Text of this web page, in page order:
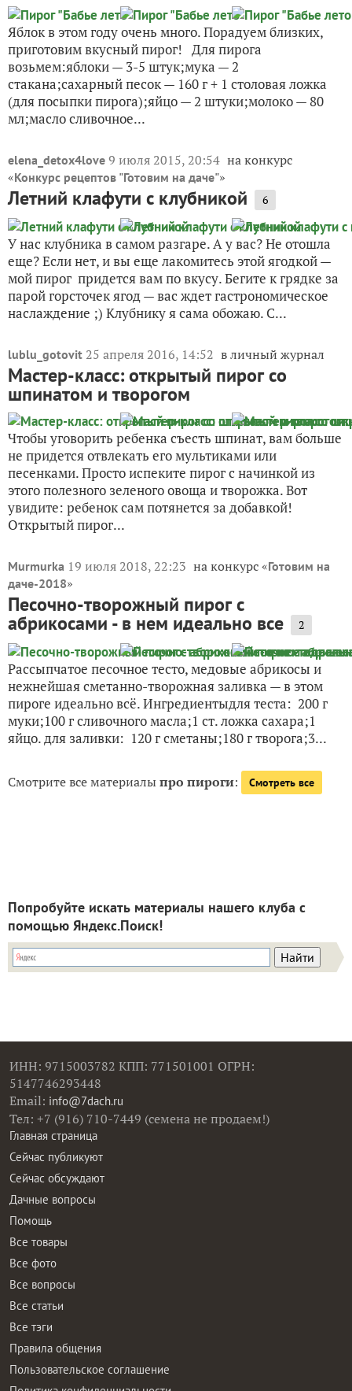
Яблок в этом году очень много. Порадуем близких,
приготовим вкусный пирог! Для пирога
возьмем:яблоки — 3-5 штук;мука — 2
стакана;сахарный песок — 160 г + 1 столовая ложка
(для посыпки пирога);яйцо — 2 штуки;молоко — 80
мл;масло сливочное...
elena_detox4love 9 июля 2015, 20:54 на конкурс
«Конкурс рецептов "Готовим на даче"»
Летний клафути с клубникой 6
У нас клубника в самом разгаре. А у вас? Не отошла
еще? Если нет, и вы еще лакомитесь этой ягодкой —
мой пирог придется вам по вкусу. Бегите к грядке за
парой горсточек ягод — вас ждет гастрономическое
наслаждение ;) Клубнику я сама обожаю. С...
lublu_gotovit 25 апреля 2016, 14:52 в личный журнал
Мастер-класс: открытый пирог со
шпинатом и творогом
Чтобы уговорить ребенка съесть шпинат, вам больше
не придется отвлекать его мультиками или
песенками. Просто испеките пирог с начинкой из
этого полезного зеленого овоща и творожка. Вот
увидите: ребенок сам потянется за добавкой!
Открытый пирог...
Murmurka 19 июля 2018, 22:23 на конкурс «Готовим на
даче-2018»
Песочно-творожный пирог с
абрикосами - в нем идеально все 2
Рассыпчатое песочное тесто, медовые абрикосы и
нежнейшая сметанно-творожная заливка — в этом
пироге идеально всё. Ингредиентыдля теста: 200 г
муки;100 г сливочного масла;1 ст. ложка сахара;1
яйцо. для заливки: 120 г сметаны;180 г творога;3...
Смотрите все материалыпро пироги: Смотреть все
Попробуйте искать материалы нашего клуба с
помощью Яндекс.Поиск!
ИНН: 9715003782 КПП: 771501001 ОГРН:
5147746293448
Email: info@7dach.ru
Тел: +7 (916) 710-7449 (семена не продаем!)
Главная страница
Сейчас публикуют
Сейчас обсуждают
Дачные вопросы
Помощь
Все товары
Все фото
Все вопросы
Все статьи
Все тэги
Правила общения
Пользовательское соглашение